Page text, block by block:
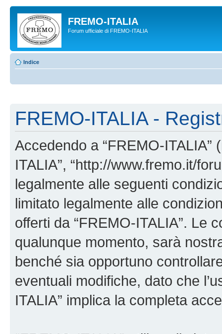
FREMO-ITALIA
Forum ufficiale di FREMO-ITALIA
Indice
FREMO-ITALIA -
Accedendo a “FREMO-ITALIA”
ITALIA”, “http://www.fremo.it/
legalmente alle seguenti
limitato legalmente alle
offerti da “FREMO-ITALIA”. Le
qualunque momento, sarà
benché sia opportuno
eventuali modifiche, dato che
ITALIA” implica la completa